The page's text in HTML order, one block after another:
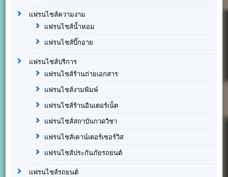
แฟรนไชส์ความงาม
แฟรนไชส์น้ำหอม
แฟรนไชส์บิ๊กอาย
แฟรนไชส์บริการ
แฟรนไชส์ร้านถ่ายเอกสาร
แฟรนไชส์งามพิมพ์
แฟรนไชส์ร้านอินเตอร์เน็ต
แฟรนไชส์สถาบันกวดวิชา
แฟรนไชส์เคาน์เตอร์เซอร์วิส
แฟรนไชส์ประกันภัยรถยนต์
แฟรนไชส์รถยนต์